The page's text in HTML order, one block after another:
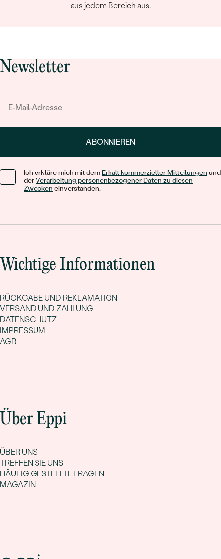
aus jedem Bereich aus.
Newsletter
ABONNIEREN
Ich erkläre mich mit dem Erhalt kommerzieller Mitteilungen und
derVerarbeitung personenbezogener Daten zu diesen
Zwecken einverstanden.
Wichtige Informationen
RÜCKGABE UND REKLAMATION
VERSAND UND ZAHLUNG
DATENSCHUTZ
IMPRESSUM
AGB
Über Eppi
ÜBER UNS
TREFFEN SIE UNS
HÄUFIG GESTELLTE FRAGEN
MAGAZIN